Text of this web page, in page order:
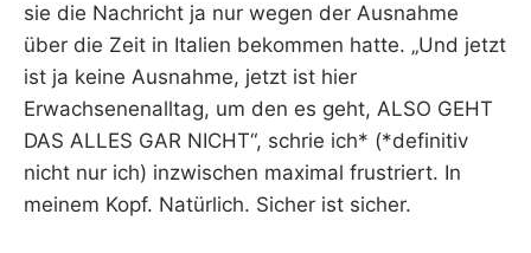
sie die Nachricht ja nur wegen der Ausnahme
über die Zeit in Italien bekommen hatte. „Und jetzt
ist ja keine Ausnahme, jetzt ist hier
Erwachsenenalltag, um den es geht, ALSO GEHT
DAS ALLES GAR NICHT“, schrie ich* (*definitiv
nicht nur ich) inzwischen maximal frustriert. In
meinem Kopf. Natürlich. Sicher ist sicher.